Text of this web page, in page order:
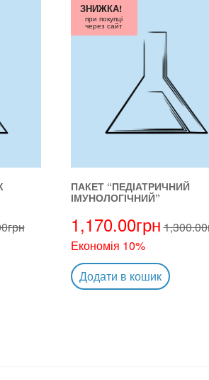
грн
ПАКЕТ “ПЕДІАТРИЧНИЙ
ІМУНОЛОГІЧНИЙ”
1,170.00грн1,300.00
Економія 10%
ЗНИЖКА!
при покупці
через сайт
Додати в кошик